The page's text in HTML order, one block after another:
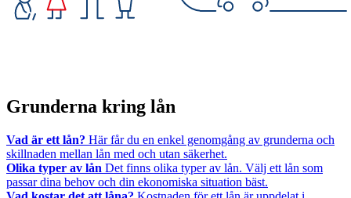
Grunderna kring lån
Vad är ett lån? Här får du en enkel genomgång av grunderna och
skillnaden mellan lån med och utan säkerhet.
Olika typer av lån Det finns olika typer av lån. Välj ett lån som
passar dina behov och din ekonomiska situation bäst.